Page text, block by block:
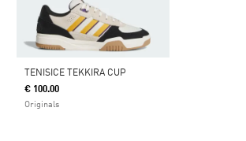
TENISICE TEKKIRA CUP
€ 100.00
Originals